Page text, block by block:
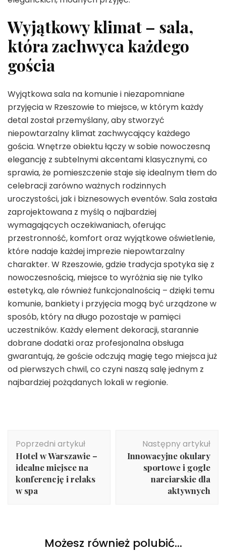
Wyjątkowy klimat – sala,
która zachwyca każdego
gościa
Wyjątkowa sala na komunie i niezapomniane
przyjęcia w Rzeszowie to miejsce, w którym każdy
detal został przemyślany, aby stworzyć
niepowtarzalny klimat zachwycający każdego
gościa. Wnętrze obiektu łączy w sobie nowoczesną
elegancję z subtelnymi akcentami klasycznymi, co
sprawia, że pomieszczenie staje się idealnym tłem do
celebracji zarówno ważnych rodzinnych
uroczystości, jak i biznesowych eventów. Sala została
zaprojektowana z myślą o najbardziej
wymagających oczekiwaniach, oferując
przestronność, komfort oraz wyjątkowe oświetlenie,
które nadaje każdej imprezie niepowtarzalny
charakter. W Rzeszowie, gdzie tradycja spotyka się z
nowoczesnością, miejsce to wyróżnia się nie tylko
estetyką, ale również funkcjonalnością – dzięki temu
komunie, bankiety i przyjęcia mogą być urządzone w
sposób, który na długo pozostaje w pamięci
uczestników. Każdy element dekoracji, starannie
dobrane dodatki oraz profesjonalna obsługa
gwarantują, że goście odczują magię tego miejsca już
od pierwszych chwil, co czyni naszą salę jednym z
najbardziej pożądanych lokali w regionie.
wpisu
Poprzedni artykuł
Hotel w Warszawie –
idealne miejsce na
konferencję i relaks
w spa
Następny artykuł
Innowacyjne okulary
sportowe i gogle
narciarskie dla
aktywnych
Możesz również polubić…